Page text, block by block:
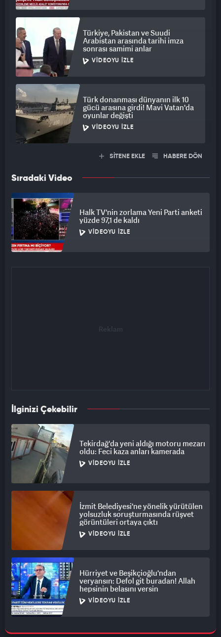
Türkiye, Pakistan ve Suudi
Arabistan arasında tarihi imza
sonrası samimi anlar
VIDEOYU İZLE
Türk donanması dünyanın ilk 10
gücü arasına girdi! Mavi Vatan'da
oyunlar değişti
VIDEOYU İZLE
SİTENE EKLE HABERE DÖN
Sıradaki Video
Halk TV'nin zorlama Yeni Parti anketi
yüzde 97,1 de kaldı
VIDEOYU İZLE
İlginizi Çekebilir
Tekirdağ'da yeni aldığı motoru mezarı
oldu: Feci kaza anları kamerada
VIDEOYU İZLE
İzmit Belediyesi'ne yönelik yürütülen
yolsuzluk soruşturmasında rüşvet
görüntüleri ortaya çıktı
VIDEOYU İZLE
Hürriyet ve Beşikçioğlu'ndan
veryansın: Defol git buradan! Allah
hepsinin belasını versin
VIDEOYU İZLE